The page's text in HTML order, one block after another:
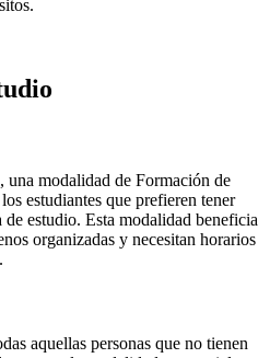
una modalidad de Formación de
estudiantes que prefieren tener
estudio. Esta modalidad beneficia
organizadas y necesitan horarios
aquellas personas que no tienen